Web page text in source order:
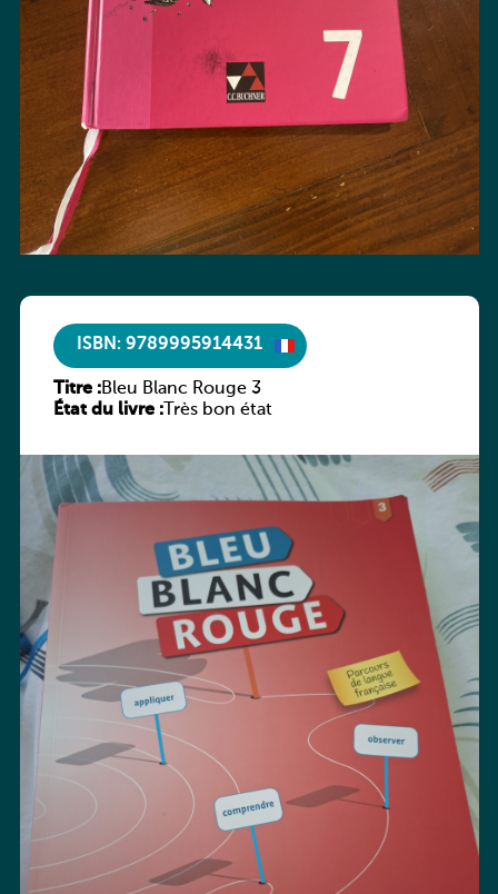
ISBN: 9789995914431
Titre :Bleu Blanc Rouge 3
État du livre :Très bon état